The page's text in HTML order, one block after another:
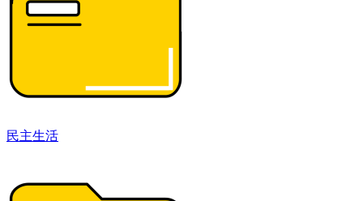
民主生活